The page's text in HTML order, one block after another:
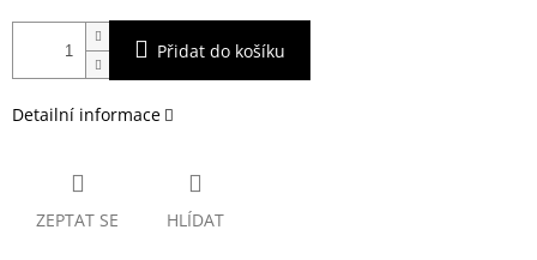
Přidat do košíku
Detailní informace
ZEPTAT SE HLÍDAT